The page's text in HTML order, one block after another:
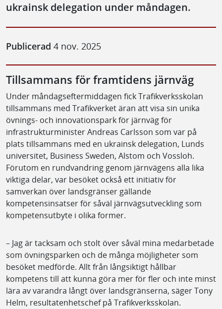
ukrainsk delegation under måndagen.
Publicerad 4 nov. 2025
Tillsammans för framtidens järnväg
Under måndagseftermiddagen fick Trafikverksskolan
tillsammans med Trafikverket äran att visa sin unika
övnings- och innovationspark för järnväg för
infrastrukturminister Andreas Carlsson som var på
plats tillsammans med en ukrainsk delegation, Lunds
universitet, Business Sweden, Alstom och Vossloh.
Förutom en rundvandring genom järnvägens alla lika
viktiga delar, var besöket också ett initiativ för
samverkan över landsgränser gällande
kompetensinsatser för såväl järnvägsutveckling som
kompetensutbyte i olika former.
– Jag är tacksam och stolt över såväl mina medarbetade
som övningsparken och de många möjligheter som
besöket medförde. Allt från långsiktigt hållbar
kompetens till att kunna göra mer för fler och inte minst
lära av varandra långt över landsgränserna, säger Tony
Helm, resultatenhetschef på Trafikverksskolan.